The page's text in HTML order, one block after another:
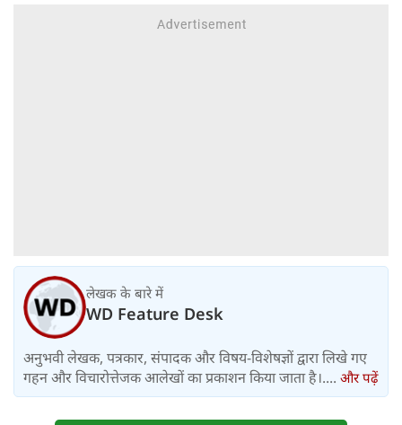
लेखक के बारे में
WD Feature Desk
अनुभवी लेखक, पत्रकार, संपादक और विषय-विशेषज्ञों द्वारा लिखे गए
गहन और विचारोत्तेजक आलेखों का प्रकाशन किया जाता है।.... और पढ़ें